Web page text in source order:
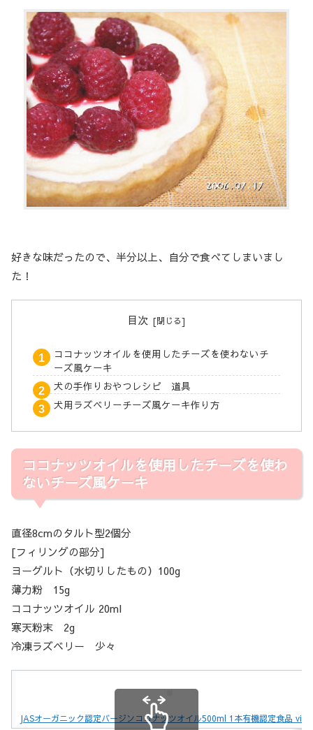
好きな味だったので、半分以上、自分で食べてしまいまし
た！
目次
ココナッツオイルを使用したチーズを使わないチ
ーズ風ケーキ
犬の手作りおやつレシピ 道具
犬用ラズベリーチーズ風ケーキ作り方
ココナッツオイルを使用したチーズを使わ
ないチーズ風ケーキ
直径8cmのタルト型2個分
[フィリングの部分]
ヨーグルト（水切りしたもの）100g
薄力粉 15g
ココナッツオイル 20ml
寒天粉末 2g
冷凍ラズベリー 少々
JASオーガニック認定バージンココナッツオイル500ml 1本有機認定食品 vi…